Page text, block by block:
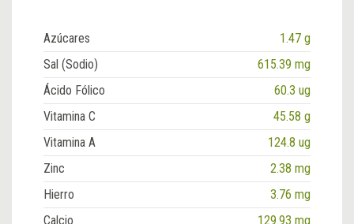
Azúcares
1.47 g
Sal (Sodio)
615.39 mg
Ácido Fólico
60.3 ug
Vitamina C
45.58 g
Vitamina A
124.8 ug
Zinc
2.38 mg
Hierro
3.76 mg
Calcio
129.93 mg